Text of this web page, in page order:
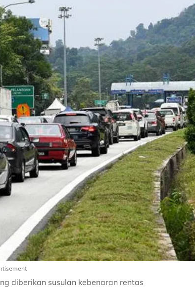
diberikan susulan kebenaran rentas